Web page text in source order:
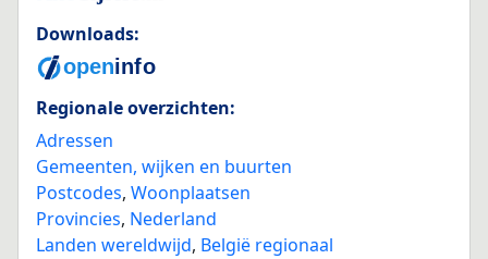
Downloads:
Regionale overzichten:
Adressen
Gemeenten, wijken en buurten
Postcodes, Woonplaatsen
Provincies, Nederland
Landen wereldwijd, België regionaal